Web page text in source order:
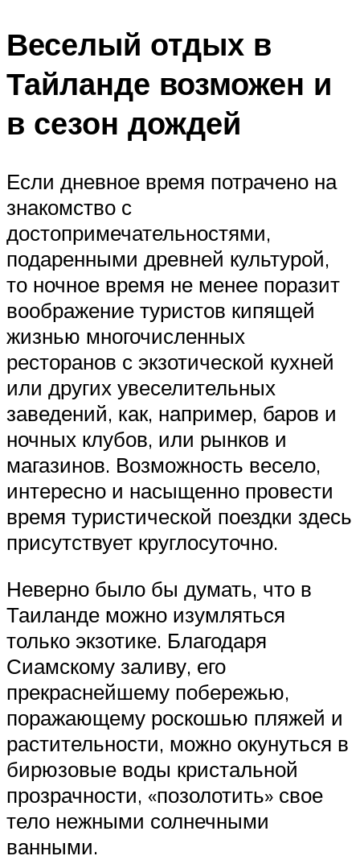
Веселый отдых в
Тайланде возможен и
в сезон дождей
Если дневное время потрачено на
знакомство с
достопримечательностями,
подаренными древней культурой,
то ночное время не менее поразит
воображение туристов кипящей
жизнью многочисленных
ресторанов с экзотической кухней
или других увеселительных
заведений, как, например, баров и
ночных клубов, или рынков и
магазинов. Возможность весело,
интересно и насыщенно провести
время туристической поездки здесь
присутствует круглосуточно.
Неверно было бы думать, что в
Таиланде можно изумляться
только экзотике. Благодаря
Сиамскому заливу, его
прекраснейшему побережью,
поражающему роскошью пляжей и
растительности, можно окунуться в
бирюзовые воды кристальной
прозрачности, «позолотить» свое
тело нежными солнечными
ванными.